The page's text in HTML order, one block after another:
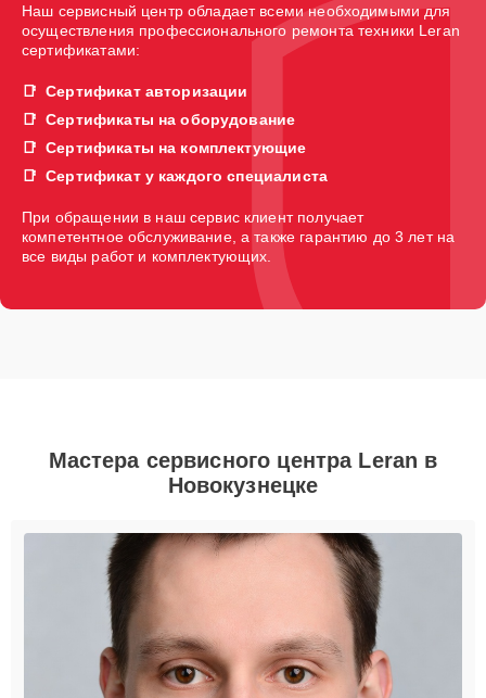
Наш сервисный центр обладает всеми необходимыми для
осуществления профессионального ремонта техники Leran
сертификатами:
Сертификат авторизации
Сертификаты на оборудование
Сертификаты на комплектующие
Сертификат у каждого специалиста
При обращении в наш сервис клиент получает
компетентное обслуживание, а также гарантию до 3 лет на
все виды работ и комплектующих.
Мастера сервисного центра Leran в
Новокузнецке